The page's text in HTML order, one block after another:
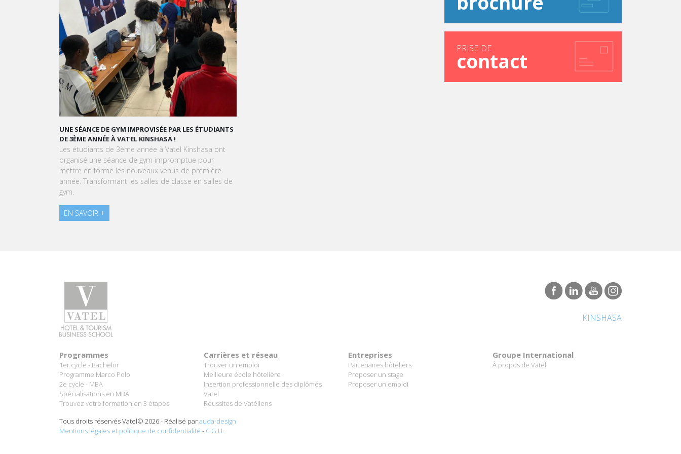
Motivation
Désir d’échange et de partage d’expériences
Curiosité
Vous voulez en savoir plus sur Excel Place? Isabelle Boutteville vous présente
* Adopté par de nombreux cabinets de conseils, «
» ou le « toujours + », est un concept de dépassement de soi et d’exigence. Il est bien connu
dans le domaine sportif et s’applique aisément au monde de l’entreprise.
UNE SÉANCE DE GYM IMPROVISÉE PAR LES ÉTUDIANTS
DE 3ÈME ANNÉE À VATEL KINSHASA !
Les étudiants de 3ème année à Vatel Kinshasa ont
organisé une séance de gym impromptue pour
mettre en forme les nouveaux venus de première
année. Transformant les salles de classe en salles de
GRAND ORAL : TRANSFORMONS LE STRESS EN SUCCÈS
À l'approche du Grand Oral, les étudiants de Vatel
Kinshasa sont invités à transformer le stress en une
expérience aussi délicieuse qu'une création
pâtissière.
PRISE DE
contact
KINSHASA
Programmes
1er cycle - Bachelor
Programme Marco Polo
2e cycle - MBA
Spécialisations en MBA
Trouvez votre formation en 3 étapes
Carrières et réseau
Trouver un emploi
Meilleure école hôtelière
Insertion professionnelle des diplômés
Vatel
Réussites de Vatéliens
Entreprises
Partenaires hôteliers
Proposer un stage
Proposer un emploi
Groupe International
À propos de Vatel
Tous droits réservés Vatel© 2026 - Réalisé parauda-design
Mentions légales et politique de confidentialité - C.G.U.